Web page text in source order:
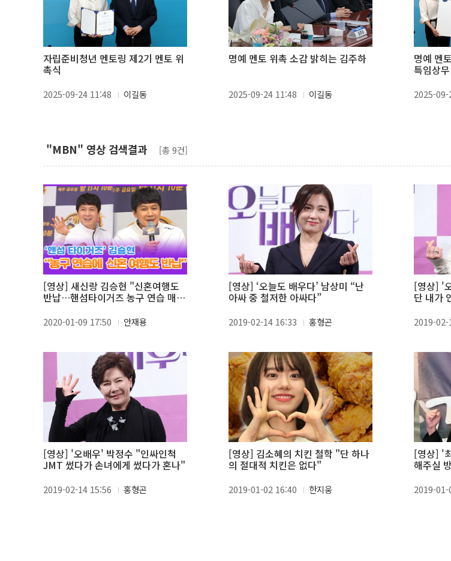
자립준비청년 멘토링 제2기 멘토 위
촉식
2025-09-24 11:48 이길동
명예 멘토 위촉 소감 밝히는 김주하
2025-09-24 11:48 이길동
명예 멘
특임상무
2025-
"MBN" 영상 검색결과 [총 9건]
[영상] 새신랑 김승현 "신혼여행도
반납…핸섬타이거즈 농구 연습 매
2020-01-09 17:50 안재용
[영상] ‘오늘도 배우다’ 남상미 “난
아싸 중 철저한 아싸다”
2019-02-14 16:33 홍형곤
[영상] '
단 내가
2019-
[영상] '오배우' 박정수 "인싸인척
JMT 썼다가 손녀에게 썼다가 혼나"
2019-02-14 15:56 홍형곤
[영상] 김소혜의 치킨 철학 "단 하나
의 절대적 치킨은 없다"
2019-01-02 16:40 한지웅
[영상] '
해주실
2019-